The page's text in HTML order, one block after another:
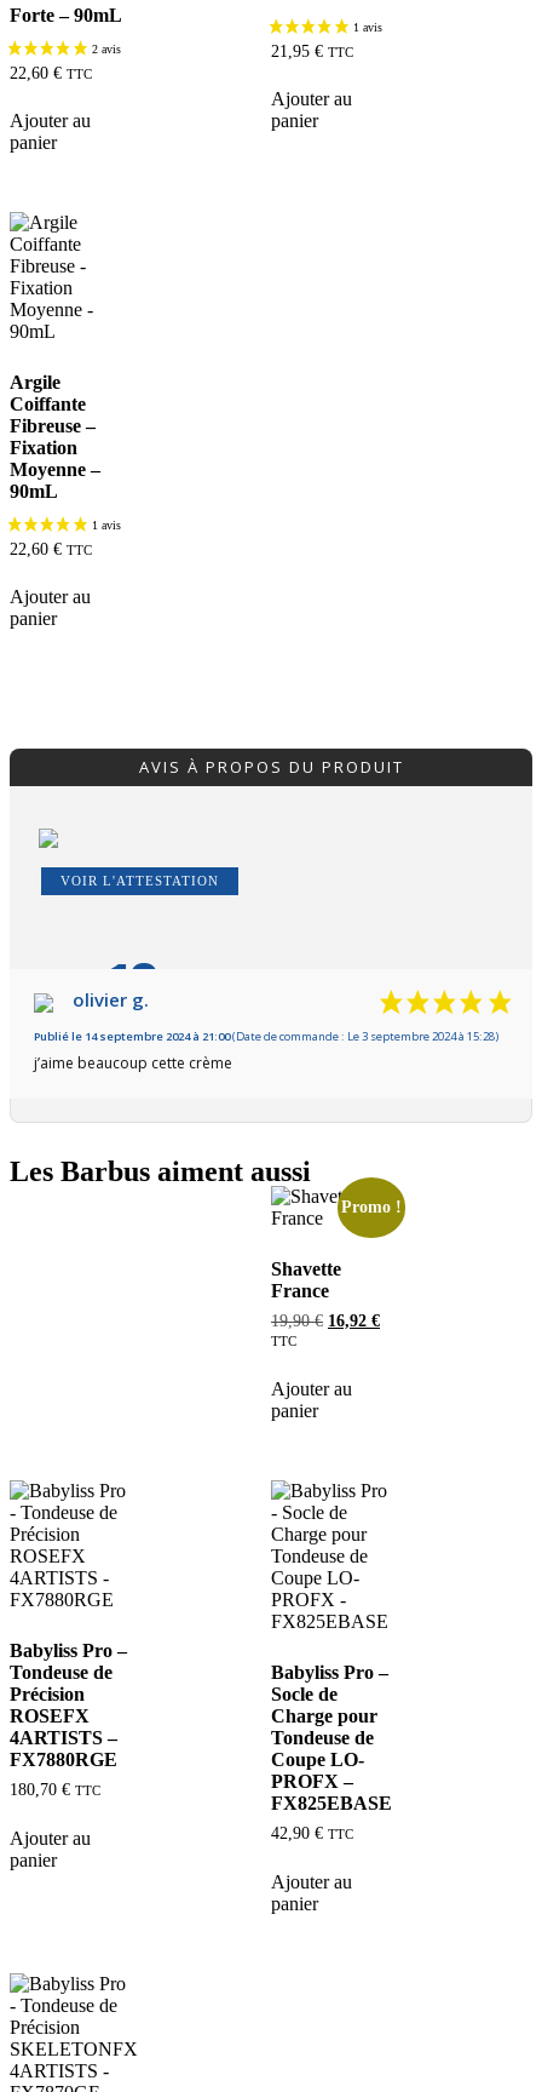
Forte – 90mL
22,60 € TTC
Ajouter au
panier
21,95 € TTC
Ajouter au
panier
Argile
Coiffante
Fibreuse –
Fixation
Moyenne –
90mL
22,60 € TTC
Ajouter au
panier
AVIS À PROPOS DU PRODUIT
VOIR L'ATTESTATION
10
Basé sur 1 avis
olivier g.
Publié le 14 septembre 2024 à 21:00(Date de commande : Le 3 septembre 2024 à 15:28)
j’aime beaucoup cette crème
Les Barbus aiment aussi
Promo !
Shavette
France
19,90€ 16,92 €
TTC
Ajouter au
panier
Babyliss Pro –
Tondeuse de
Précision
ROSEFX
4ARTISTS –
FX7880RGE
180,70 € TTC
Ajouter au
panier
Babyliss Pro –
Socle de
Charge pour
Tondeuse de
Coupe LO-
PROFX –
FX825EBASE
42,90 € TTC
Ajouter au
panier